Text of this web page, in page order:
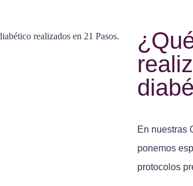
En nuestras
ponemos
protocolos